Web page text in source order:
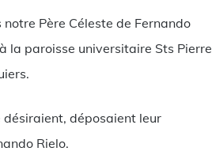
Père Céleste de Fernando
la paroisse universitaire Sts Pierre
désiraient, déposaient leur
Rielo.